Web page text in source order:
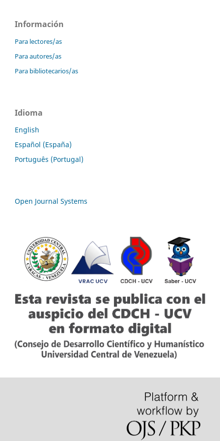
Información
Para lectores/as
Para autores/as
Para bibliotecarios/as
Idioma
English
Español (España)
Português (Portugal)
Open Journal Systems